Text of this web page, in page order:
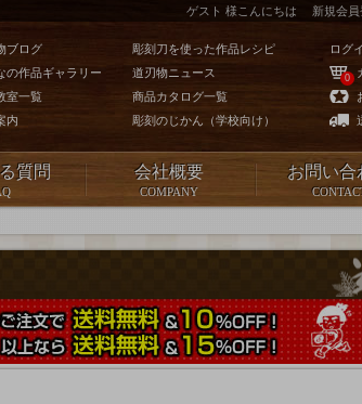
ブログ
の作品ギャラリー
室一覧
内
彫刻刀を使った作品レシピ
道刃物ニュース
商品カタログ一覧
彫刻のじかん（学校向け）
ログ
0
ゲスト 様こんにちは 新規会
質問 会社概要
COMPANY
お問い合